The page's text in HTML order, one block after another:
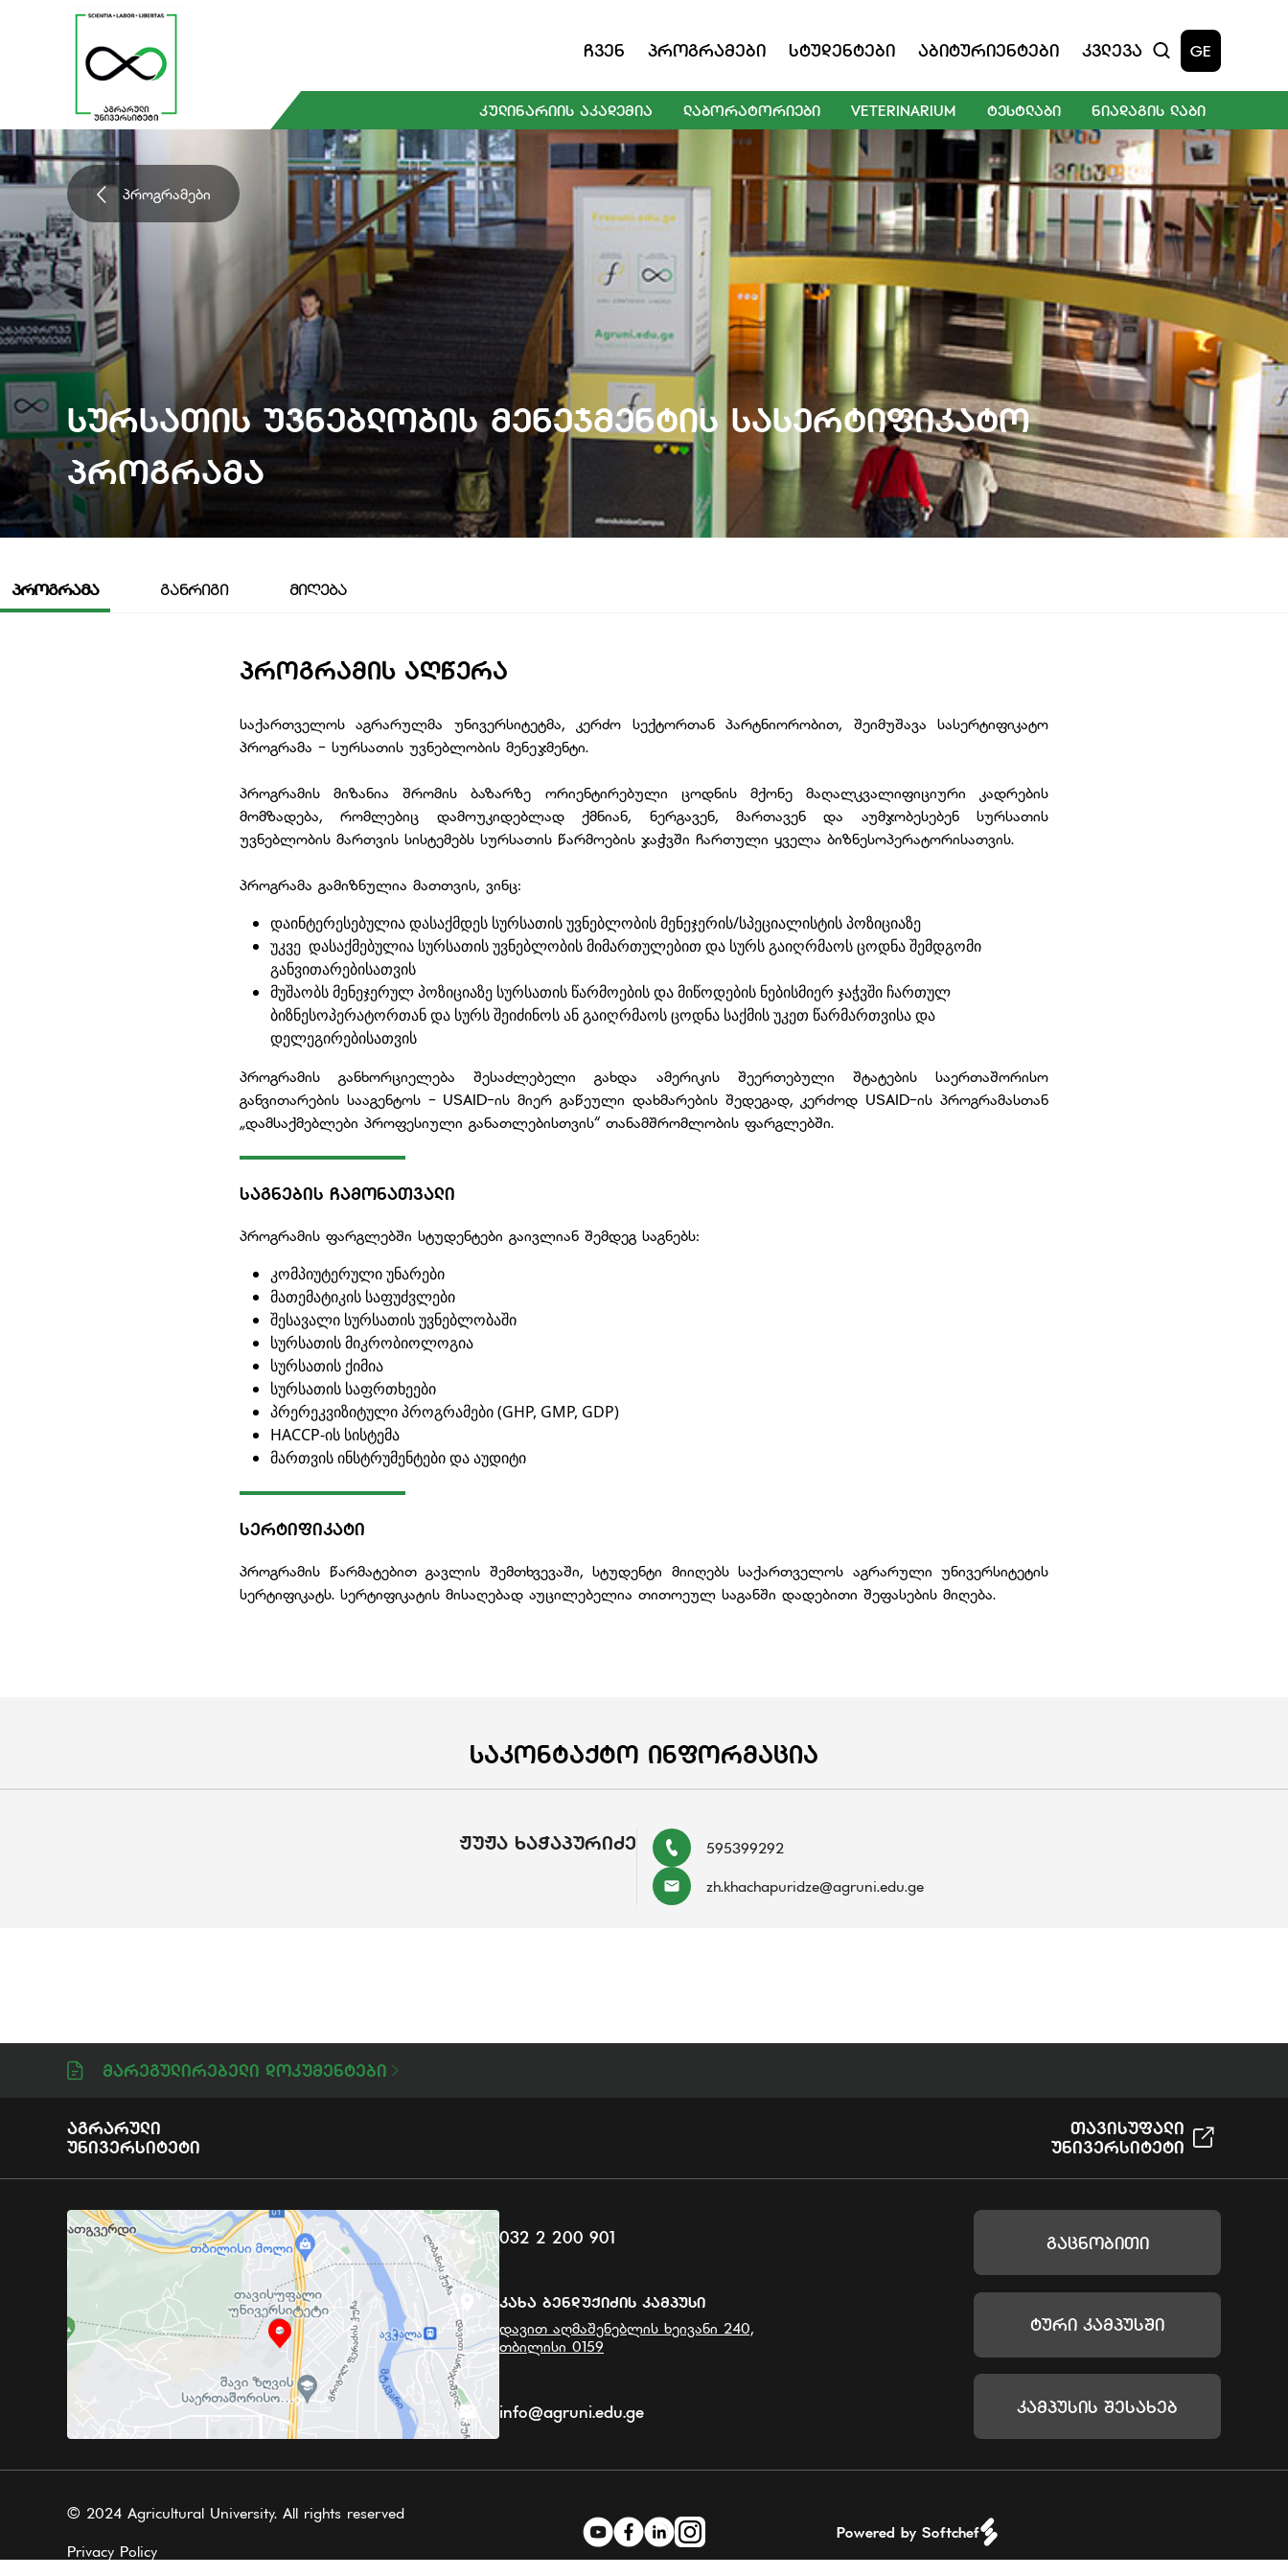
Ჩვენ Პროგრამები Სტუდენტები Აბიტურიენტები Კვლევა GE
ᲙᲣᲚᲘᲜᲐᲠᲘᲘᲡ ᲐᲙᲐᲓᲔᲛᲘᲐ ᲚᲐᲑᲝᲠᲐᲢᲝᲠᲘᲔᲑᲘ VETERINARIUM ᲢᲔᲡᲢᲚᲐᲑᲘ ᲜᲘᲐᲓᲐᲒᲘᲡ ᲚᲐᲑᲘ
პროგრამები
Სურსათის Უვნებლობის Მენეჯმენტის Სასერტიფიკატო
Პროგრამა
ᲞᲠᲝᲒᲠᲐᲛᲐ ᲒᲐᲜᲠᲘᲒᲘ ᲛᲘᲦᲔᲑᲐ
ᲞᲠᲝᲒᲠᲐᲛᲘᲡ ᲐᲦᲬᲔᲠᲐ
საქართველოს აგრარულმა უნივერსიტეტმა, კერძო სექტორთან პარტნიორობით, შეიმუშავა სასერტიფიკატო
პროგრამა - სურსათის უვნებლობის მენეჯმენტი.
პროგრამის მიზანია შრომის ბაზარზე ორიენტირებული ცოდნის მქონე მაღალკვალიფიციური კადრების
მომზადება, რომლებიც დამოუკიდებლად ქმნიან, ნერგავენ, მართავენ და აუმჯობესებენ სურსათის
უვნებლობის მართვის სისტემებს სურსათის წარმოების ჯაჭვში ჩართული ყველა ბიზნესოპერატორისათვის.
პროგრამა გამიზნულია მათთვის, ვინც:
დაინტერესებულია დასაქმდეს სურსათის უვნებლობის მენეჯერის/სპეციალისტის პოზიციაზე
უკვე დასაქმებულია სურსათის უვნებლობის მიმართულებით და სურს გაიღრმაოს ცოდნა შემდგომი
განვითარებისათვის
მუშაობს მენეჯერულ პოზიციაზე სურსათის წარმოების და მიწოდების ნებისმიერ ჯაჭვში ჩართულ
ბიზნესოპერატორთან და სურს შეიძინოს ან გაიღრმაოს ცოდნა საქმის უკეთ წარმართვისა და
დელეგირებისათვის
პროგრამის განხორციელება შესაძლებელი გახდა ამერიკის შეერთებული შტატების საერთაშორისო
განვითარების სააგენტოს - USAID-ის მიერ გაწეული დახმარების შედეგად, კერძოდ USAID-ის პროგრამასთან
„დამსაქმებლები პროფესიული განათლებისთვის“ თანამშრომლობის ფარგლებში.
ᲡᲐᲒᲜᲔᲑᲘᲡ ᲩᲐᲛᲝᲜᲐᲗᲕᲐᲚᲘ
პროგრამის ფარგლებში სტუდენტები გაივლიან შემდეგ საგნებს:
კომპიუტერული უნარები
მათემატიკის საფუძვლები
შესავალი სურსათის უვნებლობაში
სურსათის მიკრობიოლოგია
სურსათის ქიმია
სურსათის საფრთხეები
პრერეკვიზიტული პროგრამები (GHP, GMP, GDP)
HACCP-ის სისტემა
მართვის ინსტრუმენტები და აუდიტი
ᲡᲔᲠᲢᲘᲤᲘᲙᲐᲢᲘ
პროგრამის წარმატებით გავლის შემთხვევაში, სტუდენტი მიიღებს საქართველოს აგრარული უნივერსიტეტის
სერტიფიკატს. სერტიფიკატის მისაღებად აუცილებელია თითოეულ საგანში დადებითი შეფასების მიღება.
ᲡᲐᲙᲝᲜᲢᲐᲥᲢᲝ ᲘᲜᲤᲝᲠᲛᲐᲪᲘᲐ
ᲟᲣᲟᲐ ᲮᲐᲭᲐᲞᲣᲠᲘᲫᲔ
595399292
zh.khachapuridze@agruni.edu.ge
Მარეგულირებელი Დოკუმენტები
Აგრარული
Უნივერსიტეტი
Თავისუფალი
Უნივერსიტეტი
032 2 200 901
Კახა Ბენდუქიძის Კამპუსი
დავით აღმაშენებლის ხეივანი 240,
თბილისი 0159
info@agruni.edu.ge
Გაცნობითი
Ტური Კამპუსში
Კამპუსის Შესახებ
© 2024 Agricultural University. All rights reserved
Privacy Policy
Powered by Softchef